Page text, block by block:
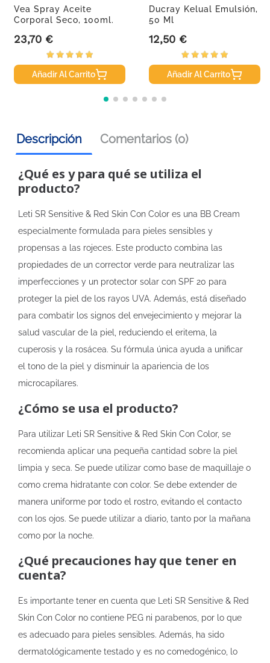
Vea Spray Aceite
Corporal Seco, 100ml.
Precio
23,70 €
Añadir Al Carrito
Ducray Kelual Emulsión,
50 Ml
Precio
12,50 €
Añadir Al Carrito
Descripción Comentarios (0)
¿Qué es y para qué se utiliza el
producto?
Leti SR Sensitive & Red Skin Con Color es una BB Cream
especialmente formulada para pieles sensibles y
propensas a las rojeces. Este producto combina las
propiedades de un corrector verde para neutralizar las
imperfecciones y un protector solar con SPF 20 para
proteger la piel de los rayos UVA. Además, está diseñado
para combatir los signos del envejecimiento y mejorar la
salud vascular de la piel, reduciendo el eritema, la
cuperosis y la rosácea. Su fórmula única ayuda a unificar
el tono de la piel y disminuir la apariencia de los
microcapilares.
¿Cómo se usa el producto?
Para utilizar Leti SR Sensitive & Red Skin Con Color, se
recomienda aplicar una pequeña cantidad sobre la piel
limpia y seca. Se puede utilizar como base de maquillaje o
como crema hidratante con color. Se debe extender de
manera uniforme por todo el rostro, evitando el contacto
con los ojos. Se puede utilizar a diario, tanto por la mañana
como por la noche.
¿Qué precauciones hay que tener en
cuenta?
Es importante tener en cuenta que Leti SR Sensitive & Red
Skin Con Color no contiene PEG ni parabenos, por lo que
es adecuado para pieles sensibles. Además, ha sido
dermatológicamente testado y es no comedogénico, lo